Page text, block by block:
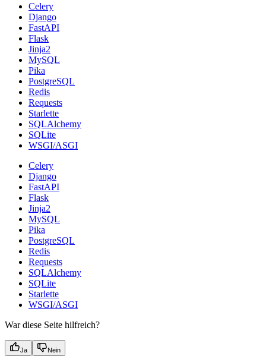
Celery
Django
FastAPI
Flask
Jinja2
MySQL
Pika
PostgreSQL
Redis
Requests
Starlette
SQLAlchemy
SQLite
WSGI/ASGI
Celery
Django
FastAPI
Flask
Jinja2
MySQL
Pika
PostgreSQL
Redis
Requests
SQLAlchemy
SQLite
Starlette
WSGI/ASGI
War diese Seite hilfreich?
Ja Nein